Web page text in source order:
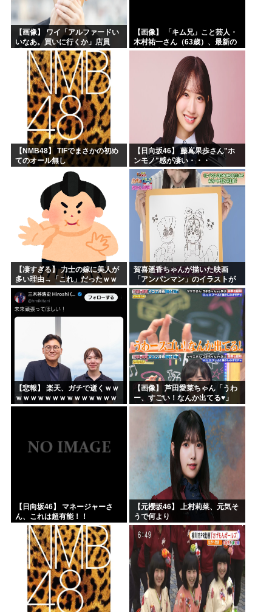
【画像】 ワイ「アルファードい
いなあ。買いに行くか」店員
「ほいっ見積もりな！」ワイ
「金額おかしくね？」←お前ら
もそう思うよな？？？？？
【画像】 「キム兄」こと芸人・
木村祐一さん（63歳）、最新の
松本人志さんとのツーショット
が完全に別人だとネット騒然！
「マジで誰かわからん」...
【NMB48】 TIFでまさかの初め
てのオール無し
【日向坂46】 藤嶌果歩さん"ホ
ンモノ"感が凄い・・・
【凄すぎる】 力士の嫁に美人が
多い理由→「これ」だったｗｗ
ｗｗｗｗｗ
賀喜遥香ちゃんが描いた映画
「アンパンマン」のイラストが
上手すぎる！！！【乃木坂46】
【悲報】 楽天、ガチで逝くｗｗ
ｗｗｗｗｗｗｗｗｗｗｗｗｗｗ
ｗｗｗｗ
【画像】 芦田愛菜ちゃん「うわ
ー、すごい！なんか出てる♥」
【日向坂46】 マネージャーさ
ん、これは超有能！！
【元櫻坂46】 上村莉菜、元気そ
うで何より